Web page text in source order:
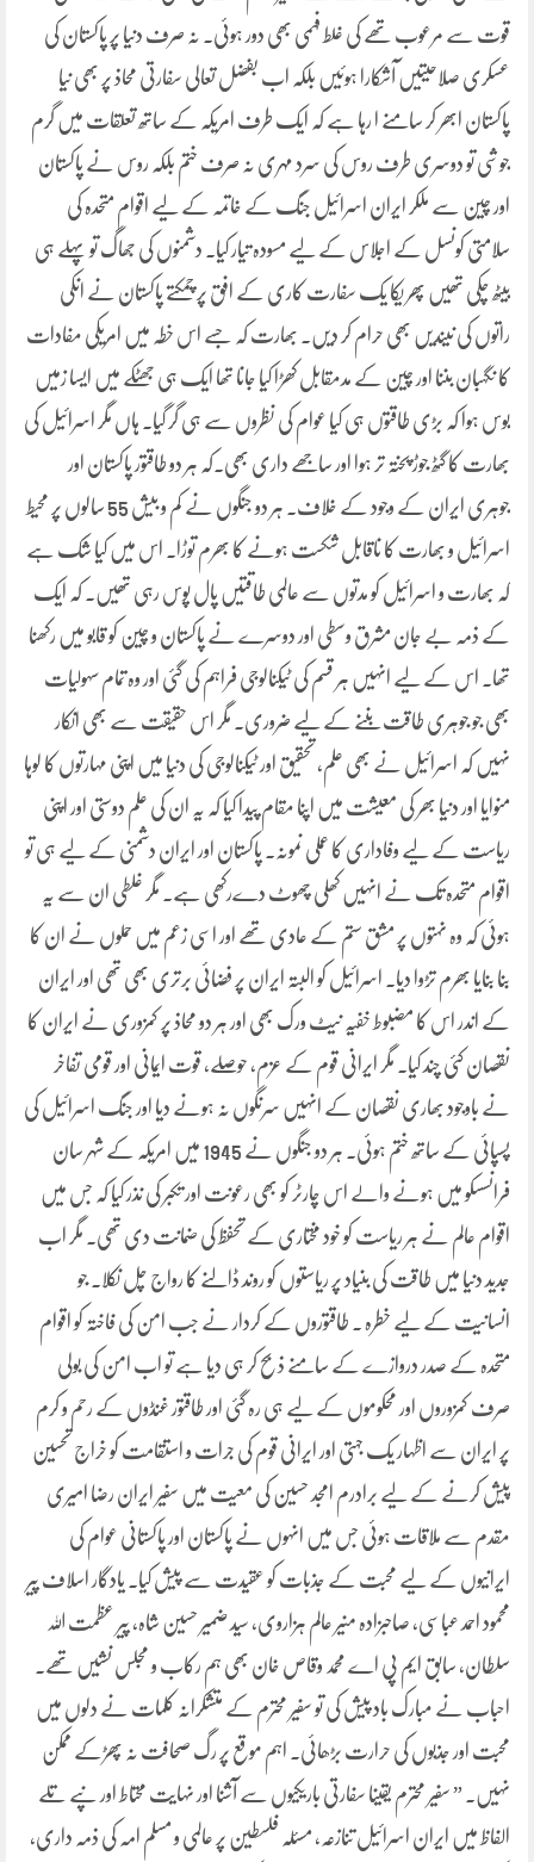
قوت سے مرعوب تھے کی غلط فہمی بھی دور ہوئی۔ نہ صرف دنیا پر پاکستان کی
عسکری صلاحیتیں آشکارا ہوئیں بلکہ اب بفضل تعالی سفارتی محاذ پر بھی نیا
پاکستان ابھر کر سامنے ا رہا ہے کہ ایک طرف امریکہ کے ساتھ تعلقات میں گرم
جوشی تو دوسری طرف روس کی سرد مہری نہ صرف ختم بلکہ روس نے پاکستان
اور چین سے ملکر ایران اسرائیل جنگ کے خاتمہ کے لیے اقوام متحدہ کی
سلامتی کونسل کے اجلاس کے لیے مسودہ تیار کیا۔ دشمنوں کی جھاگ تو پہلے ہی
بیٹھ چکی تھیں پھر یکا یک سفارت کاری کے افق پر چمکتے پاکستان نے انکی
راتوں کی نیندیں بھی حرام کر دیں۔ بھارت کہ جسے اس خطہ میں امریکی مفادات
کا نگہبان بننا اور چین کے مدمقابل کھڑا کیا جانا تھا ایک ہی جھٹکے میں ایسا زمیں
بوس ہوا کہ بڑی طاقتوں ہی کیا عوام کی نظروں سے ہی گر گیا۔ ہاں مگر اسرائیل کی
بھارت کا گٹھ جوڑ پختہ تر ہوا اور ساجھے داری بھی۔کہ ہر دو طاقتور پاکستان اور
جوہری ایران کے وجود کے خلاف۔ ہر دو جنگوں نے کم و بیش 55 سالوں پر محیط
اسرائیل و بھارت کا ناقابل شکست ہونے کا بھرم توڑا۔ اس میں کیا شک ہے
کہ بھارت و اسرائیل کو مدتوں سے عالمی طاقتیں پال پوس رہی تھیں۔ کہ ایک
کے ذمہ بے جان مشرق وسطی اور دوسرے نے پاکستان و چین کو قابو میں رکھنا
تھا۔ اس کے لیے انہیں ہر قسم کی ٹیکنالوجی فراہم کی گئی اور وہ تمام سہولیات
بھی جو جوہری طاقت بننے کے لیے ضروری۔ مگر اس حقیقت سے بھی انکار
نہیں کہ اسرائیل نے بھی علم، تحقیق اور ٹیکنالوجی کی دنیا میں اپنی مہارتوں کا لوہا
منوایا اور دنیا بھر کی معیشت میں اپنا مقام پیدا کیا کہ یہ ان کی علم دوستی اور اپنی
ریاست کے لیے وفاداری کا عملی نمونہ۔ پاکستان اور ایران دشمنی کے لیے ہی تو
اقوام متحدہ تک نے انہیں کھلی چھوٹ دےرکھی ہے۔ مگر غلطی ان سے یہ
ہوئی کہ وہ نہتوں پر مشق ستم کے عادی تھے اور اسی زعم میں حملوں نے ان کا
بنا بنایا بھرم تڑوا دیا۔ اسرائیل کو البتہ ایران پر فضائی برتری بھی تھی اور ایران
کے اندر اس کا مضبوط خفیہ نیٹ ورک بھی اور ہر دو محاذ پر کمزوری نے ایران کا
نقصان کئی چند کیا. مگر ایرانی قوم کے عزم، حوصلے، قوت ایمانی اور قومی تفاخر
نے باوجود بھاری نقصان کے انہیں سرنگوں نہ ہونے دیا اور جنگ اسرائیل کی
پسپائی کے ساتھ ختم ہوئی۔ ہر دو جنگوں نے 1945 میں امریکہ کے شہر سان
فرانسسکو میں ہونے والے اس چارٹر کو بھی رعونت اور تکبر کی نذر کیا کہ جس میں
اقوام عالم نے ہر ریاست کو خود مختاری کے تحفظ کی ضمانت دی تھی۔ مگر اب
جدید دنیا میں طاقت کی بنیاد پر ریاستوں کو روند ڈالنے کا رواج چل نکلا۔ جو
انسانیت کے لیے خطرہ ۔ طاقتوروں کے کردار نے جب امن کی فاختہ کو اقوام
متحدہ کے صدر دروازے کے سامنے ذبح کر ہی دیا ہے تو اب امن کی بولی
صرف کمزوروں اور محکوموں کے لیے ہی رہ گئی اور طاقتور غنڈوں کے رحم و کرم
پر ایران سے اظہار یک جہتی اور ایرانی قوم کی جرات و استقامت کو خراج تحسین
پیش کرنے کے لیے برادرم امجد حسین کی معیت میں سفیر ایران رضا امیری
مقدم سے ملاقات ہوئی جس میں انہوں نے پاکستان اور پاکستانی عوام کی
ایرانیوں کے لیے محبت کے جذبات کو عقیدت سے پیش کیا۔ یادگار اسلاف پیر
محمود احمد عباسی، صاحبزادہ منیر عالم ہزاروی، سید ضمیر حسین شاہ، پیر عظمت اللہ
سلطان، سابق ایم پی اے محمد وقاص خان بھی ہم رکاب و مجلس نشیں تھے۔
احباب نے مبارک باد پیش کی تو سفیر محترم کے متشکرانہ کلمات نے دلوں میں
محبت اور جذبوں کی حرارت بڑھائی۔ اہم موقع پر رگ صحافت نہ پھڑکے ممکن
نہیں۔ ” سفیر محترم یقینا سفارتی باریکیوں سے آشنا اور نہایت محتاط اور نپے تلے
الفاظ میں ایران اسرائیل تنازعہ، مسئلہ فلسطین پر عالمی و مسلم امہ کی ذمہ داری،